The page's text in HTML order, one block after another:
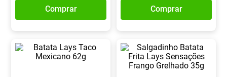
Comprar Comprar